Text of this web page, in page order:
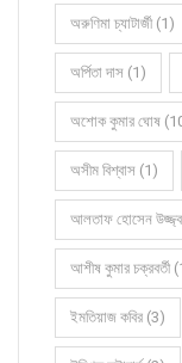
অরুণিমা চ্যাটার্জী (1)
অর্পিতা দাস (1)
অশোক কুমার ঘোষ
অসীম বিশ্বাস (1)
আলতাফ হোসেন
আশীষ কুমার চক্রবর্তী
ইমতিয়াজ কবির (3)